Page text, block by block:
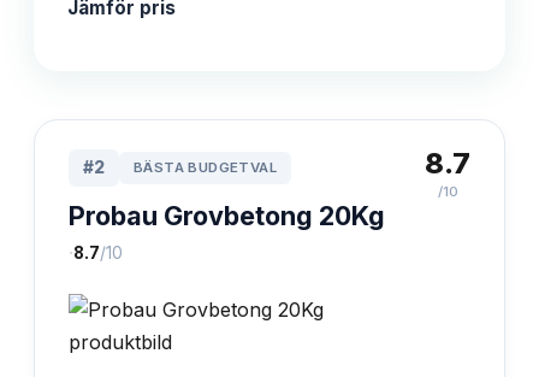
Jämför pris
#2 BÄSTA BUDGETVAL
Probau Grovbetong 20Kg
·8.7/10
8.7
/10